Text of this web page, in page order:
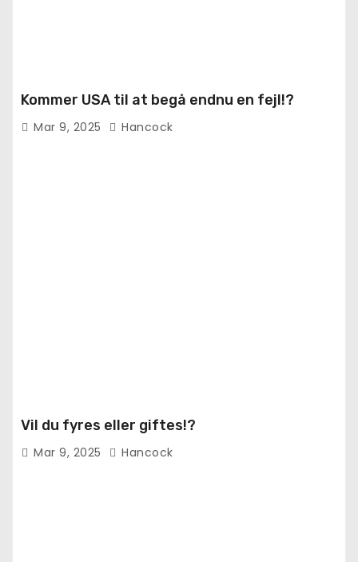
Kommer USA til at begå endnu en fejl!?
Mar 9, 2025 Hancock
Vil du fyres eller giftes!?
Mar 9, 2025 Hancock